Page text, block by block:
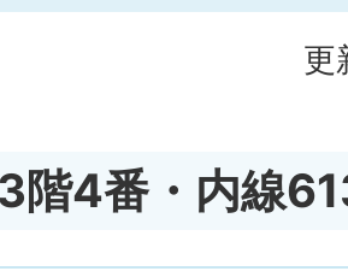
更
階4番・内線